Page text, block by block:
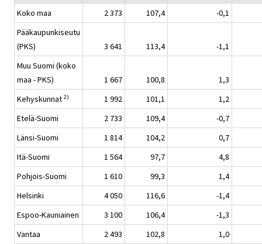
Koko maa
2 373 107,4
-0,1
Pääkaupunkiseutu
(PKS)
3 641 113,4
-1,1
Muu Suomi (koko
maa - PKS)
1 667 100,8
1,3
Kehyskunnat 2) 1 992 101,1
1,2
Etelä-Suomi
2 733 109,4
-0,7
Länsi-Suomi
1 814 104,2
0,7
Itä-Suomi
1 564 97,7
4,8
Pohjois-Suomi
1 610 99,3
1,4
Helsinki
4 050 116,6
-1,4
Espoo-Kauniainen
3 100 106,4
-1,3
Vantaa
2 493 102,8
1,0